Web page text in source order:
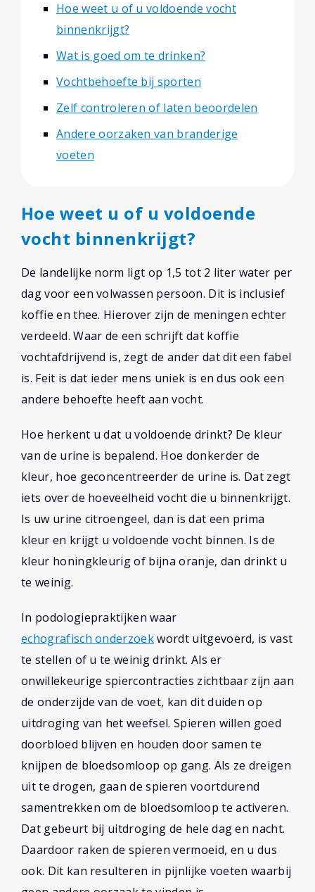
Hoe weet u of u voldoende vocht
binnenkrijgt?
Wat is goed om te drinken?
Vochtbehoefte bij sporten
Zelf controleren of laten beoordelen
Andere oorzaken van branderige
voeten
Hoe weet u of u voldoende
vocht binnenkrijgt?
De landelijke norm ligt op 1,5 tot 2 liter water per
dag voor een volwassen persoon. Dit is inclusief
koffie en thee. Hierover zijn de meningen echter
verdeeld. Waar de een schrijft dat koffie
vochtafdrijvend is, zegt de ander dat dit een fabel
is. Feit is dat ieder mens uniek is en dus ook een
andere behoefte heeft aan vocht.
Hoe herkent u dat u voldoende drinkt? De kleur
van de urine is bepalend. Hoe donkerder de
kleur, hoe geconcentreerder de urine is. Dat zegt
iets over de hoeveelheid vocht die u binnenkrijgt.
Is uw urine citroengeel, dan is dat een prima
kleur en krijgt u voldoende vocht binnen. Is de
kleur honingkleurig of bijna oranje, dan drinkt u
te weinig.
In podologiepraktijken waar
echografisch onderzoekwordt uitgevoerd, is vast
te stellen of u te weinig drinkt. Als er
onwillekeurige spiercontracties zichtbaar zijn aan
de onderzijde van de voet, kan dit duiden op
uitdroging van het weefsel. Spieren willen goed
doorbloed blijven en houden door samen te
knijpen de bloedsomloop op gang. Als ze dreigen
uit te drogen, gaan de spieren voortdurend
samentrekken om de bloedsomloop te activeren.
Dat gebeurt bij uitdroging de hele dag en nacht.
Daardoor raken de spieren vermoeid, en u dus
ook. Dit kan resulteren in pijnlijke voeten waarbij